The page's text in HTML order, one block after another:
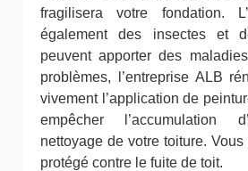
fragilisera votre fondation.
également des insectes et
peuvent apporter des
problèmes, l’entreprise ALB
vivement l’application de
empêcher l’accumulation
nettoyage de votre toiture.
protégé contre le fuite de toit.